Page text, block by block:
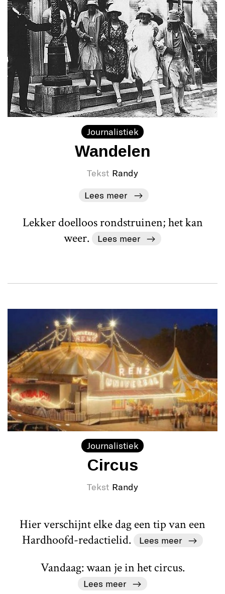
Journalistiek
Wandelen
Tekst Randy
Lees meer
Lekker doelloos rondstruinen; het kan
weer.
Lees meer
Journalistiek
Circus
Tekst Randy
Hier verschijnt elke dag een tip van een
Hardhoofd-redactielid.
Lees meer
Vandaag: waan je in het circus.
Lees meer